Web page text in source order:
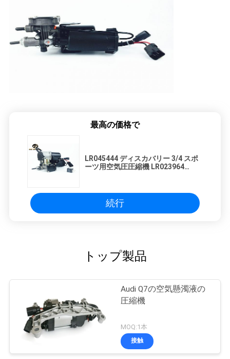
最高の価格で
LR045444 ディスカバリー 3/4 スポ
ーツ用空気圧圧縮機 LR023964
続行
トップ製品
Audi Q7の空気懸濁液の
圧縮機
MOQ:1本
接触